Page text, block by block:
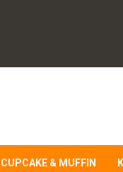
CUPCAKE & MUFFIN